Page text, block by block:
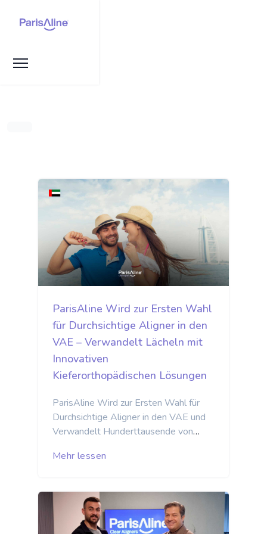
ParisAline Wird zur Ersten Wahl
für Durchsichtige Aligner in den
VAE – Verwandelt Lächeln mit
Innovativen
Kieferorthopädischen Lösungen
ParisAline Wird zur Ersten Wahl für
Durchsichtige Aligner in den VAE und
Verwandelt Hunderttausende von
rasches Wachstum und den Erfolg
Arabischen Emirate (VAE). Das
Unternehmen hat sich als
führender Anbieter von
Mehr lessen